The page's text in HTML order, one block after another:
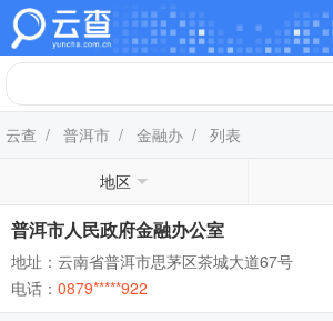
云查 / 普洱市 / 金融办 / 列表
地区
普洱市人民政府金融办公室
地址：云南省普洱市思茅区茶城大道67号
电话： 0879*****922